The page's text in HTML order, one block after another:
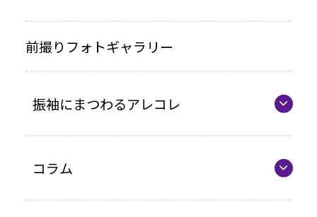
各種お支払い方法
車いすをご利用の方へ
企業情報
前撮りフォトギャラリー
振袖にまつわるアレコレ
コラム